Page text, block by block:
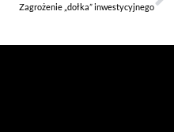
Zagrożenie „dołka” inwestycyjnego